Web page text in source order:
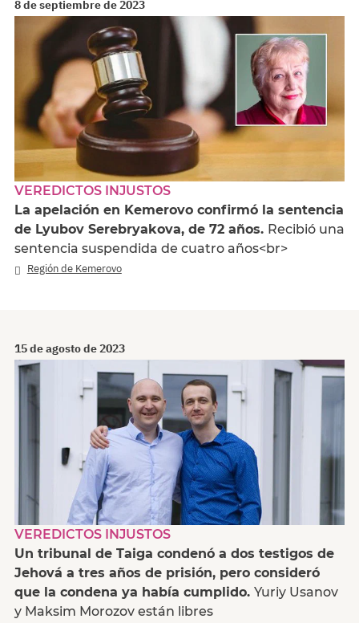
8 de septiembre de 2023
VEREDICTOS INJUSTOS
La apelación en Kemerovo confirmó la sentencia
de Lyubov Serebryakova, de 72 años. Recibió una
sentencia suspendida de cuatro años<br>
Región de Kemerovo
15 de agosto de 2023
VEREDICTOS INJUSTOS
Un tribunal de Taiga condenó a dos testigos de
Jehová a tres años de prisión, pero consideró
que la condena ya había cumplido. Yuriy Usanov
y Maksim Morozov están libres